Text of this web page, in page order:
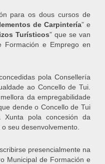
para os dous cursos de
de Carpintería” e
Turísticos” que se van
Formación e Emprego en
pola Consellería
ao Concello de Tui.
da empregabilidade
dende o Concello de Tui
pola concesión da
seu desenvolvemento.
presencialmente na
Municipal de Formación e